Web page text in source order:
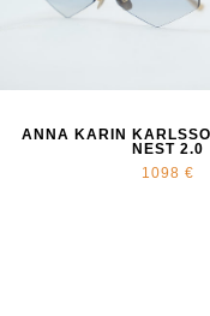
ANNA KARIN
NEST 2.0
1098 €